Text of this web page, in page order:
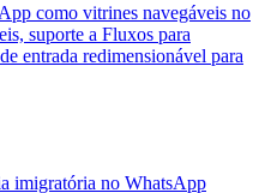
como vitrines navegáveis no
suporte a Fluxos para
entrada redimensionável para